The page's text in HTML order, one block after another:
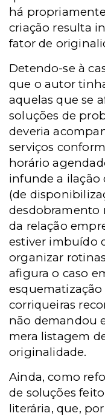
há
criação resulta
fator de
Detendo-se à
que o autor
aquelas que se
soluções de
deveria
serviços
horário
infunde a ilação
(de
desdobramento
da relação
estiver imbuído
organizar
afigura o caso
corriqueiras
não demandou
mera listagem
originalidade.
Ainda, como
de soluções
literária, que,